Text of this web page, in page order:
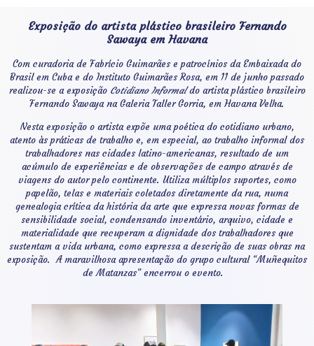
Exposição do artista plástico brasileiro Fernando
Sawaya em Havana
Com curadoria de Fabrício Guimarães e patrocínios da Embaixada do
Brasil em Cuba e do Instituto Guimarães Rosa, em 11 de junho passado
realizou-se a exposição Cotidiano Informaldo artista plástico brasileiro
Fernando Sawaya na Galeria Taller Gorria, em Havana Velha.
Nesta exposição o artista expõe uma poética do cotidiano urbano,
atento às práticas de trabalho e, em especial, ao trabalho informal dos
trabalhadores nas cidades latino-americanas, resultado de um
acúmulo de experiências e de observações de campo através de
viagens do autor pelo continente. Utiliza múltiplos suportes, como
papelão, telas e materiais coletados diretamente da rua, numa
genealogia crítica da história da arte que expressa novas formas de
sensibilidade social, condensando inventário, arquivo, cidade e
materialidade que recuperam a dignidade dos trabalhadores que
sustentam a vida urbana, como expressa a descrição de suas obras na
exposição. A maravilhosa apresentação do grupo cultural “Muñequitos
de Matanzas” encerrou o evento.